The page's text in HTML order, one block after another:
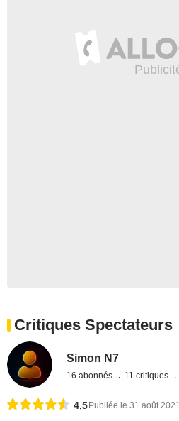
Critiques Spectateurs
Simon N7
16 abonnés 11 critiques
4,5Publiée le 31 août 2021